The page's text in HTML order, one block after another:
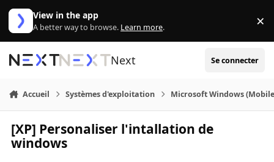
Aller au contenu
View in the app
A better way to browse. Learn more. ×
Next Se connecter
Accueil Systèmes d'exploitation Microsoft Windows
[XP] Personaliser l'intallation de
windows